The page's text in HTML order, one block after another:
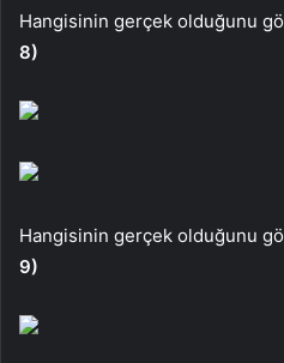
Hangisinin gerçek olduğunu
8)
Hangisinin gerçek olduğunu
9)